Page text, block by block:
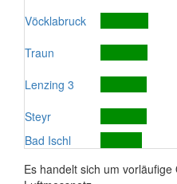
Vöcklabruck
Traun
Lenzing 3
Steyr
Bad Ischl
Es handelt sich um